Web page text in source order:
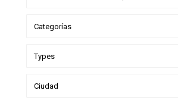
Categorías
Types
Ciudad